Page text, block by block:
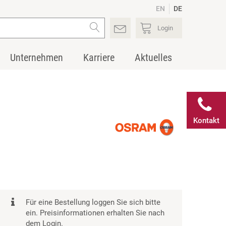
EN DE
Login
Unternehmen Karriere Aktuelles
Kontakt
Für eine Bestellung loggen Sie sich bitte
ein. Preisinformationen erhalten Sie nach
dem Login.